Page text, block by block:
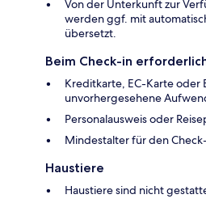
Von der Unterkunft zur
werden ggf. mit
übersetzt.
Beim Check-in
Kreditkarte, EC-Karte oder
unvorhergesehene
Personalausweis oder
Mindestalter für den
Haustiere
Haustiere sind nicht